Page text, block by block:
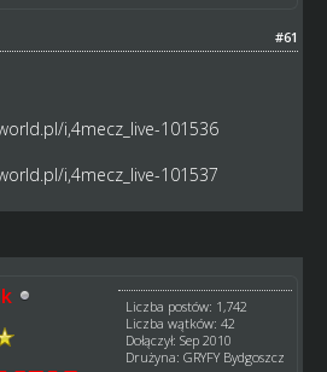
#61
i,4mecz_live-101536
i,4mecz_live-101537
Liczba postów: 1,742
Liczba wątków: 42
Dołączył: Sep 2010
Drużyna: GRYFY Bydgoszcz